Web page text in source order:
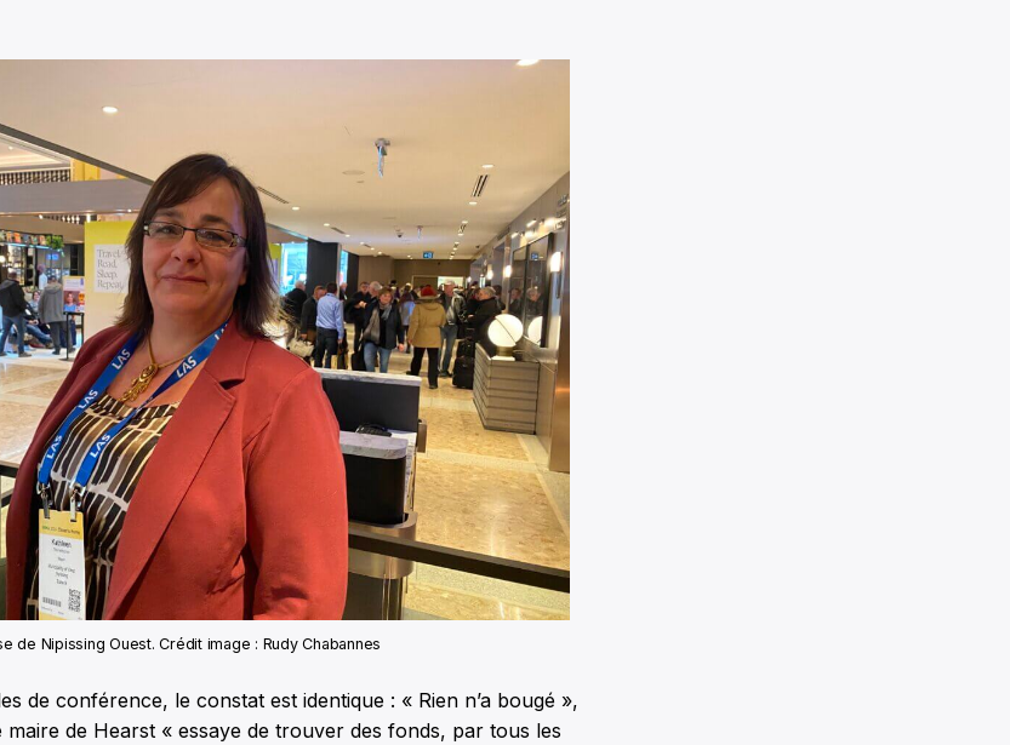
de Nipissing Ouest. Crédit image : Rudy Chabannes
de conférence, le constat est identique : « Rien n’a bougé »,
maire de Hearst « essaye de trouver des fonds, par tous les